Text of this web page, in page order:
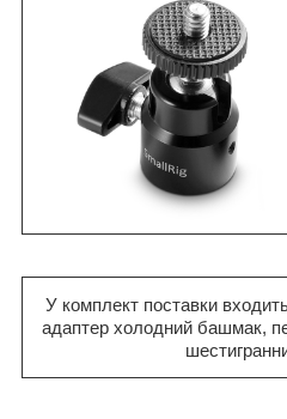
У комплект поставки
адаптер холодний башмак,